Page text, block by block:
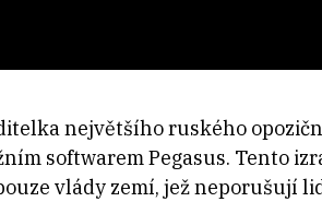
největšího ruského
softwarem Pegasus. Tento
vlády zemí, jež neporušují